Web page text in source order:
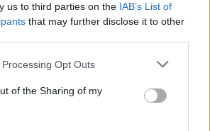
us to third parties on the IAB’s List of
that may further disclose it to other
Opt Outs
of the Sharing of my